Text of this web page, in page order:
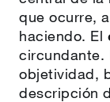
que ocurre,
haciendo. El
circundante.
objetividad,
descripción